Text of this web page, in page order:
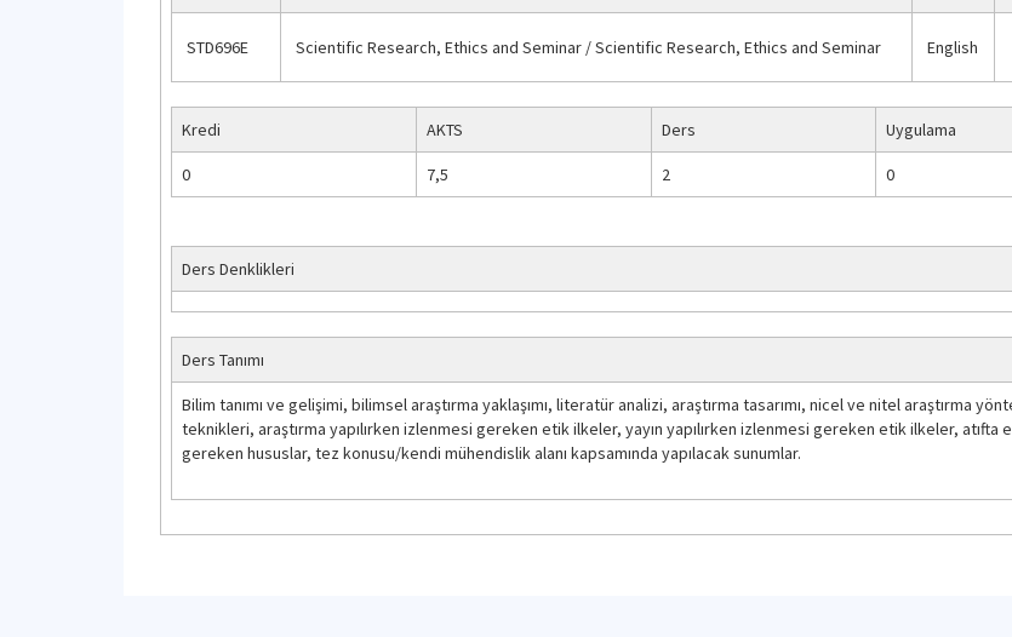
STD696E Scientific Research, Ethics and Seminar / Scientific Research, Ethics and Seminar English
Kredi AKTS Ders Uygulama
0 7,5 2 0
Ders Denklikleri
Ders Tanımı
Bilim tanımı ve gelişimi, bilimsel araştırma yaklaşımı, literatür analizi, araştırma tasarımı, nicel ve nitel araştırma
teknikleri, araştırma yapılırken izlenmesi gereken etik ilkeler, yayın yapılırken izlenmesi gereken etik ilkeler,
gereken hususlar, tez konusu/kendi mühendislik alanı kapsamında yapılacak sunumlar.